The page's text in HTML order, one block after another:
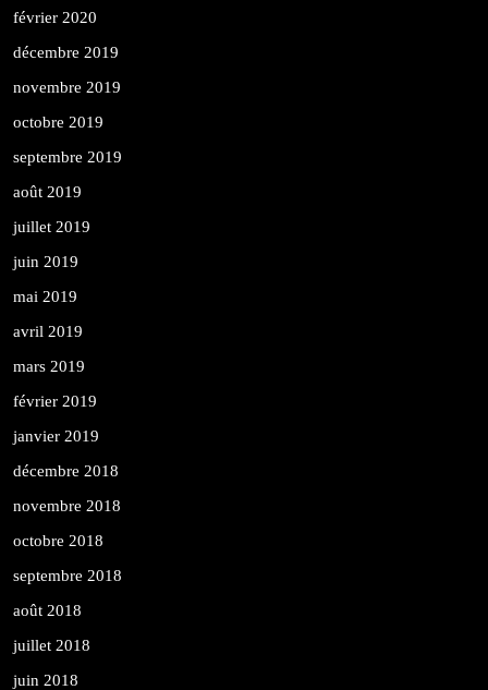
février 2020
décembre 2019
novembre 2019
octobre 2019
septembre 2019
août 2019
juillet 2019
juin 2019
mai 2019
avril 2019
mars 2019
février 2019
janvier 2019
décembre 2018
novembre 2018
octobre 2018
septembre 2018
août 2018
juillet 2018
juin 2018